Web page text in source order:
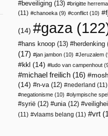
beveiliging (13) brigitte
(11)
chanoeka (9) conflict (10)
(14) gaza
hans knoop (13) herdenking
(17)
jan jambon (10) Jeruzalem
kkl (14) ludo van campenhout
michael freilich (16)
(14)
n-va(12) nederland (11)
negationisme (10) olympische
syrië (12) unia(12)
(11)
vlaams belang (11) vrt